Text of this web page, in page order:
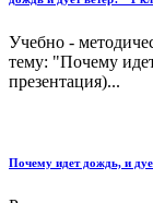
Учебно -
тему: "Почему
презентация)...
Почему идет дождь, и